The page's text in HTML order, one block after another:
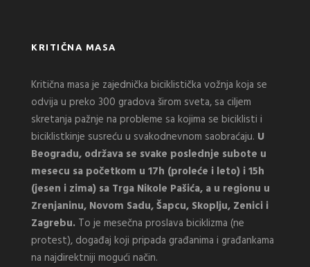
KRITIČNA MASA
Kritična masa je zajednička biciklistička vožnja koja se
odvija u preko 300 gradova širom sveta, sa ciljem
skretanja pažnje na probleme sa kojima se biciklisti i
biciklistkinje susreću u svakodnevnom saobraćaju. U
Beogradu, održava se svake poslednje subote u
mesecu sa početkom u 17h (proleće i leto) i 15h
(jesen i zima) sa Trga Nikole Pašića, a u regionu u
Zrenjaninu, Novom Sadu, Šapcu, Skoplju, Zenici i
Zagrebu. To je mesečna proslava biciklizma (ne
protest), događaj koji pripada građanima i građankama
na najdirektniji mogući način.